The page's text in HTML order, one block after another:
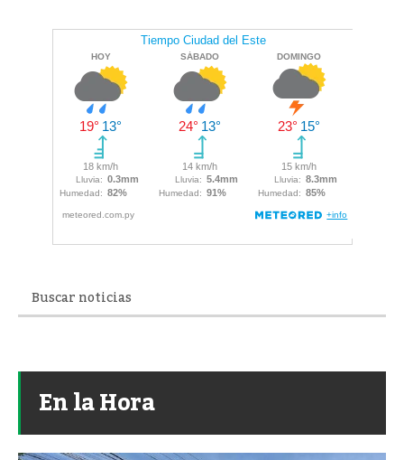
En la Hora